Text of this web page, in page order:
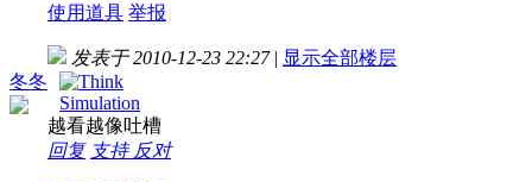
使用道具 举报
冬冬
发表于 2010-12-23 22:27 | 显示全部楼层
越看越像吐槽
回复 支持 反对